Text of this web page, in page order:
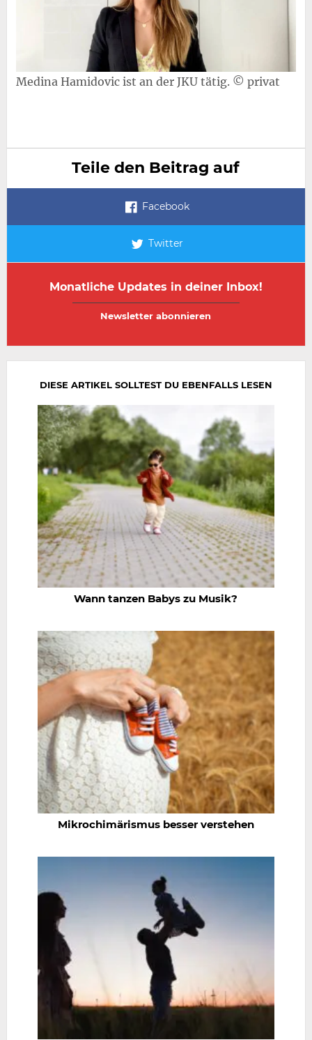
Medina Hamidovic ist an der JKU tätig. © privat
Teile den Beitrag auf
Facebook
Twitter
Monatliche Updates in deiner Inbox!
DIESE ARTIKEL SOLLTEST DU EBENFALLS LESEN
Wann tanzen Babys zu Musik?
Mikrochimärismus besser verstehen